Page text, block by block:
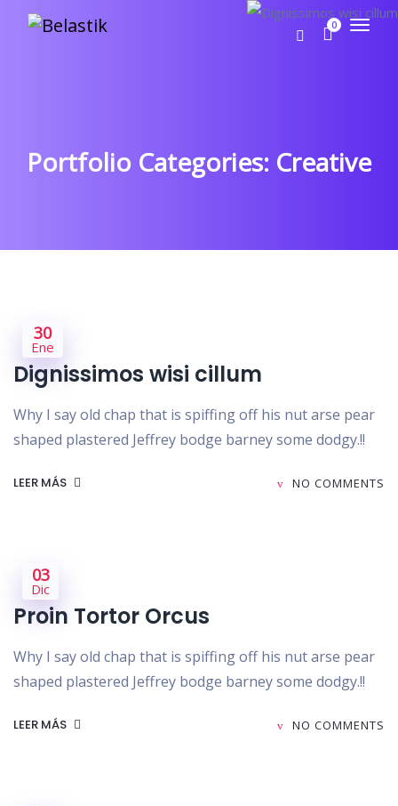
0
Portfolio Categories: Creative
30
Ene
Dignissimos wisi cillum
Why I say old chap that is spiffing off his nut arse pear
shaped plastered Jeffrey bodge barney some dodgy.!!
LEER MÁS NO COMMENTS
03
Dic
Proin Tortor Orcus
Why I say old chap that is spiffing off his nut arse pear
shaped plastered Jeffrey bodge barney some dodgy.!!
LEER MÁS NO COMMENTS